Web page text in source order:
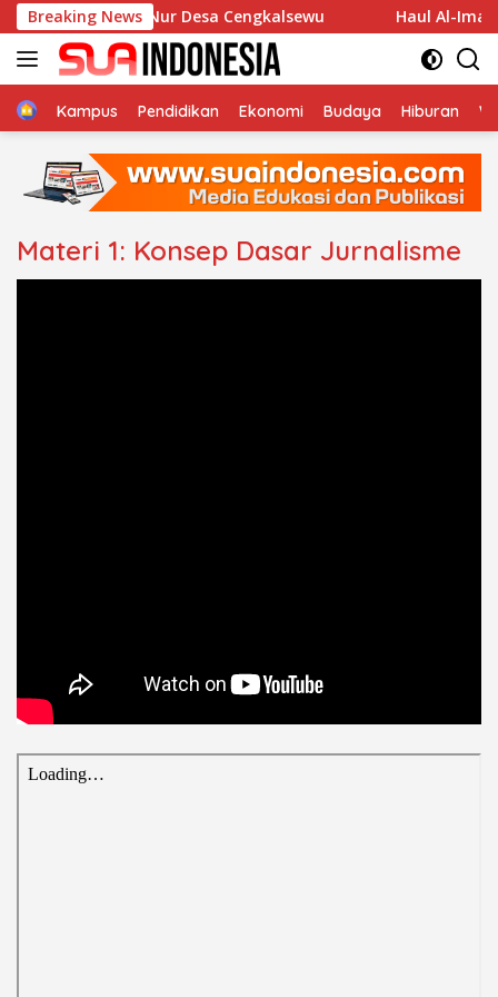
Langsung
ke
konten
Breaking News
An-Nur Desa Cengkalsewu Haul Al-Imam
HomeKampus Pendidikan Ekonomi Budaya Hiburan
Materi 1: Konsep Dasar Jurnalisme